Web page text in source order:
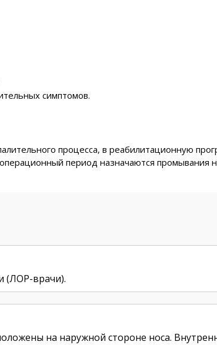
симптомов.
процесса, в реабилитационную
период назначаются промывания
(ЛОР-врачи).
на наружной стороне носа.